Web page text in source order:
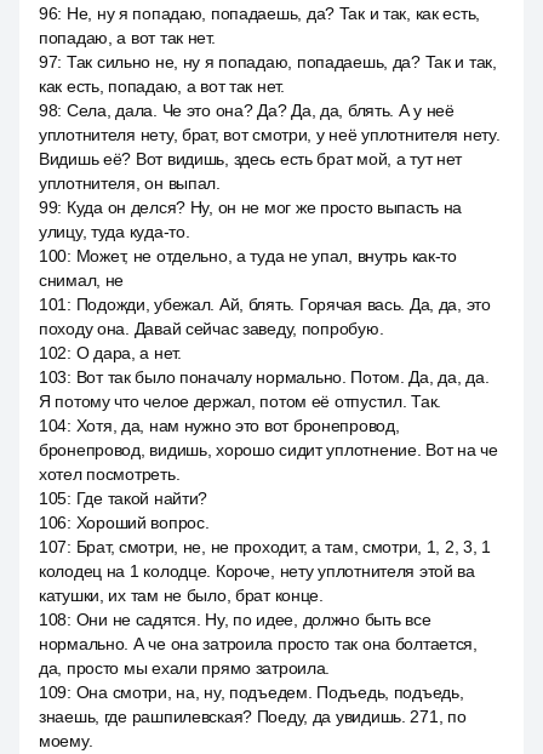
96: Не, ну я попадаю, попадаешь, да? Так и так, как есть,
попадаю, а вот так нет.
97: Так сильно не, ну я попадаю, попадаешь, да? Так и так,
как есть, попадаю, а вот так нет.
98: Села, дала. Че это она? Да? Да, да, блять. А у неё
уплотнителя нету, брат, вот смотри, у неё уплотнителя нету.
Видишь её? Вот видишь, здесь есть брат мой, а тут нет
уплотнителя, он выпал.
99: Куда он делся? Ну, он не мог же просто выпасть на
улицу, туда куда-то.
100: Может, не отдельно, а туда не упал, внутрь как-то
снимал, не
101 : Подожди, убежал. Ай, блять. Горячая вась. Да, да, это
походу она. Давай сейчас заведу, попробую.
102: О дара, а нет.
103: Вот так было поначалу нормально. Потом. Да, да, да.
Я потому что челое держал, потом её отпустил. Так.
104: Хотя, да, нам нужно это вот бронепровод,
бронепровод, видишь, хорошо сидит уплотнение. Вот на че
хотел посмотреть.
105: Где такой найти?
106: Хороший вопрос.
107: Брат, смотри, не, не проходит, а там, смотри, 1, 2, 3, 1
колодец на 1 колодце. Короче, нету уплотнителя этой ва
катушки, их там не было, брат конце.
108: Они не садятся. Ну, по идее, должно быть все
нормально. А че она затроила просто так она болтается,
да, просто мы ехали прямо затроила.
109: Она смотри, на, ну, подъедем. Подъедь, подъедь,
знаешь, где рашпилевская? Поеду, да увидишь. 271, по
моему.